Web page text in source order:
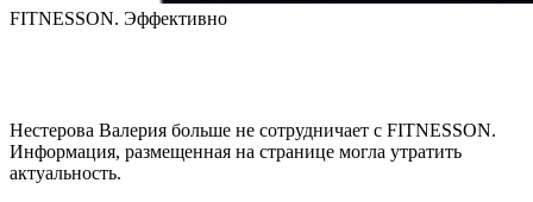
FITNESSON. Эффективно
Нестерова Валерия больше не сотрудничает с FITNESSON.
Информация, размещенная на странице могла утратить
актуальность.